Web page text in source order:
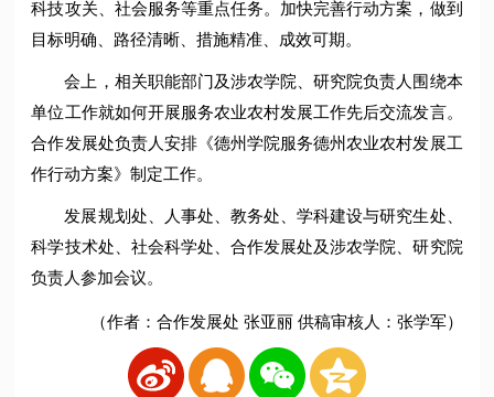
科技攻关、社会服务等重点任务。加快完善行动方案，做到
目标明确、路径清晰、措施精准、成效可期。
会上，相关职能部门及涉农学院、研究院负责人围绕本
单位工作就如何开展服务农业农村发展工作先后交流发言。
合作发展处负责人安排《德州学院服务德州农业农村发展工
作行动方案》制定工作。
发展规划处、人事处、教务处、学科建设与研究生处、
科学技术处、社会科学处、合作发展处及涉农学院、研究院
负责人参加会议。
（作者：合作发展处 张亚丽 供稿审核人：张学军）